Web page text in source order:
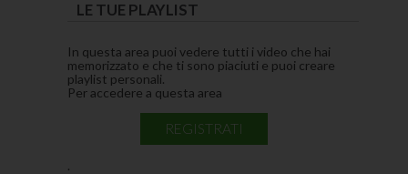
LE TUE PLAYLIST
In questa area puoi vedere tutti i video che hai
memorizzato e che ti sono piaciuti e puoi creare
playlist personali.
Per accedere a questa area
REGISTRATI
.